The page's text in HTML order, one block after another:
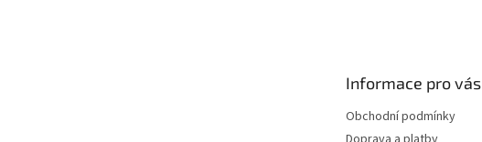
Informace pro vás
Obchodní podmínky